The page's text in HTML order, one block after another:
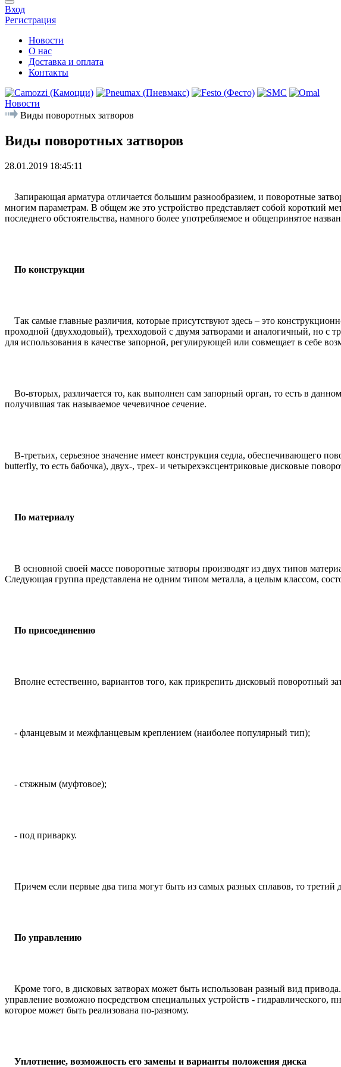
Вход
Регистрация
Новости
О нас
Доставка и оплата
Контакты
Новости
Виды поворотных затворов
Виды поворотных затворов
28.01.2019 18:45:11
Запирающая арматура отличается большим разнообразием, и поворотные
многим параметрам. В общем же это устройство представляет собой
последнего обстоятельства, намного более употребляемое и общепринятое
По конструкции
Так самые главные различия, которые присутствуют здесь – это
проходной (двухходовый), трехходовой с двумя затворами и аналогичный, но с
для использования в качестве запорной, регулирующей или совмещает в себе
Во-вторых, различается то, как выполнен сам запорный орган, то есть в
получившая так называемое чечевичное сечение.
В-третьих, серьезное значение имеет конструкция седла, обеспечивающего
butterfly, то есть бабочка), двух-, трех- и четырехэксцентриковые дисковые
По материалу
В основной своей массе поворотные затворы производят из двух типов
Следующая группа представлена не одним типом металла, а целым классом,
По присоединению
Вполне естественно, вариантов того, как прикрепить дисковый поворотный
- фланцевым и межфланцевым креплением (наиболее популярный тип);
- стяжным (муфтовое);
- под приварку.
Причем если первые два типа могут быть из самых разных сплавов, то третий
По управлению
Кроме того, в дисковых затворах может быть использован разный вид
управление возможно посредством специальных устройств - гидравлического,
которое может быть реализована по-разному.
Уплотнение, возможность его замены и варианты положения диска